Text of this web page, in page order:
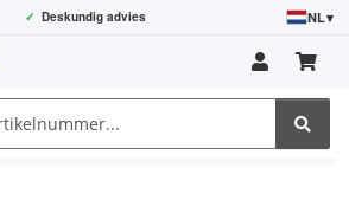
✓ Deskundig advies NL▾